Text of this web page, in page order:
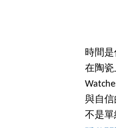
時間
在陶瓷
與自信
不是單